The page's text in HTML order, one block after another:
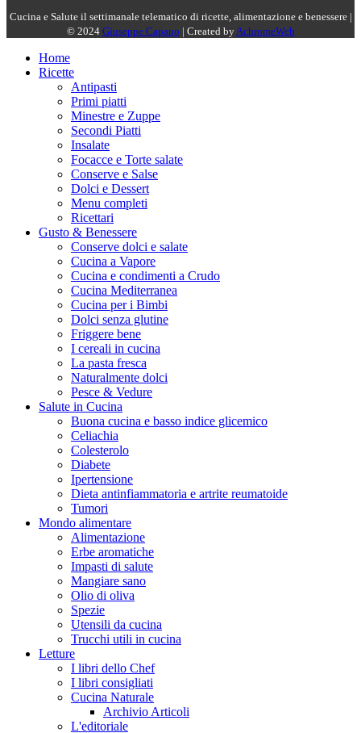
Cucina e Salute il settimanale telematico di ricette, alimentazione e benessere |
© 2024 Giuseppe Capano | Created byAchromeWeb
Home
Ricette
Antipasti
Primi piatti
Minestre e Zuppe
Secondi Piatti
Insalate
Focacce e Torte salate
Conserve e Salse
Dolci e Dessert
Menu completi
Ricettari
Gusto & Benessere
Conserve dolci e salate
Cucina a Vapore
Cucina e condimenti a Crudo
Cucina Mediterranea
Cucina per i Bimbi
Dolci senza glutine
Friggere bene
I cereali in cucina
La pasta fresca
Naturalmente dolci
Pesce & Vedure
Salute in Cucina
Buona cucina e basso indice glicemico
Celiachia
Colesterolo
Diabete
Ipertensione
Dieta antinfiammatoria e artrite reumatoide
Tumori
Mondo alimentare
Alimentazione
Erbe aromatiche
Impasti di salute
Mangiare sano
Olio di oliva
Spezie
Utensili da cucina
Trucchi utili in cucina
Letture
I libri dello Chef
I libri consigliati
Cucina Naturale
Archivio Articoli
L'editoriale